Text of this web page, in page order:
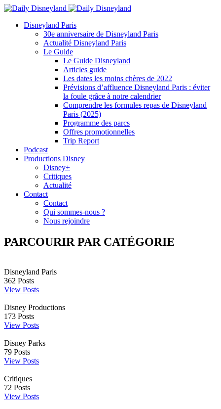
Disneyland Paris
30e anniversaire de Disneyland Paris
Actualité Disneyland Paris
Le Guide
Le Guide Disneyland
Articles guide
Les dates les moins chères de 2022
Prévisions d’affluence Disneyland Paris : éviter
la foule grâce à notre calendrier
Comprendre les formules repas de Disneyland
Paris (2025)
Programme des parcs
Offres promotionnelles
Trip Report
Podcast
Productions Disney
Disney+
Critiques
Actualité
Contact
Contact
Qui sommes-nous ?
Nous rejoindre
PARCOURIR PAR CATÉGORIE
Disneyland Paris
362 Posts
View Posts
Disney Productions
173 Posts
View Posts
Disney Parks
79 Posts
View Posts
Critiques
72 Posts
View Posts